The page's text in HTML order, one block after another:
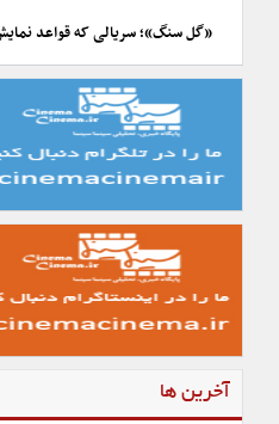
«گل سنگ»؛ سریالی که قواعد
آخرین ها